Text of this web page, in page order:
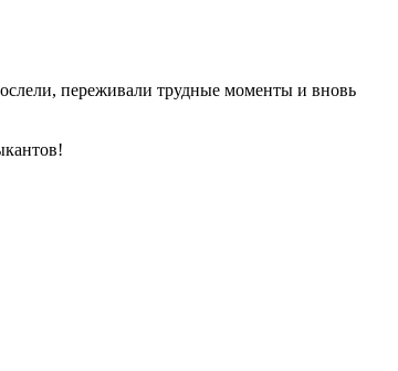
переживали трудные моменты и вновь